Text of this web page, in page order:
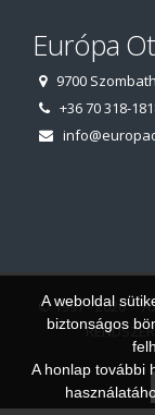
Európa
9700
+36 70 318-
© 1997 - 2026 AZ
A weboldal
biztonságos
A honlap további